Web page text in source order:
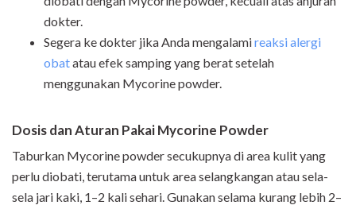
dokter.
Segera ke dokter jika Anda mengalamireaksi alergi
obatatau efek samping yang berat setelah
menggunakan Mycorine powder.
Dosis dan Aturan Pakai Mycorine Powder
Taburkan Mycorine powder secukupnya di area kulit yang
perlu diobati, terutama untuk area selangkangan atau sela-
sela jari kaki, 1–2 kali sehari. Gunakan selama kurang lebih 2–